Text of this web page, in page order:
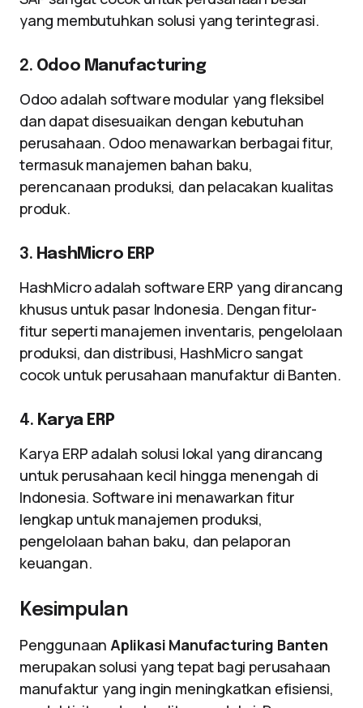
yang membutuhkan solusi yang terintegrasi.
2. Odoo Manufacturing
Odoo adalah software modular yang fleksibel
dan dapat disesuaikan dengan kebutuhan
perusahaan. Odoo menawarkan berbagai fitur,
termasuk manajemen bahan baku,
perencanaan produksi, dan pelacakan kualitas
produk.
3. HashMicro ERP
HashMicro adalah software ERP yang dirancang
khusus untuk pasar Indonesia. Dengan fitur-
fitur seperti manajemen inventaris, pengelolaan
produksi, dan distribusi, HashMicro sangat
cocok untuk perusahaan manufaktur di Banten.
4. Karya ERP
Karya ERP adalah solusi lokal yang dirancang
untuk perusahaan kecil hingga menengah di
Indonesia. Software ini menawarkan fitur
lengkap untuk manajemen produksi,
pengelolaan bahan baku, dan pelaporan
keuangan.
Kesimpulan
PenggunaanAplikasi Manufacturing Banten
merupakan solusi yang tepat bagi perusahaan
manufaktur yang ingin meningkatkan efisiensi,